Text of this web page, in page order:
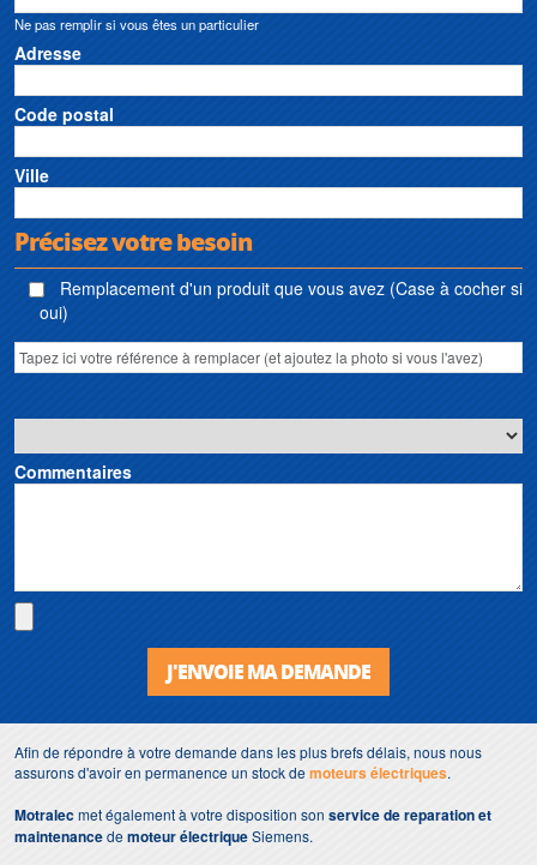
Ne pas remplir si vous êtes un particulier
Adresse
Code postal
Ville
Précisez votre besoin
Remplacement d'un produit que vous avez (Case à cocher si
oui)
Commentaires
J'ENVOIE MA DEMANDE
Afin de répondre à votre demande dans les plus brefs délais, nous nous
assurons d'avoir en permanence un stock demoteurs électriques.
Motralecmet également à votre disposition son service de reparation et
maintenancedemoteur électriqueSiemens.